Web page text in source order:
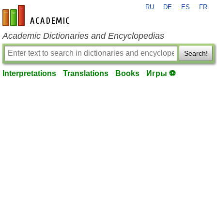
en-academic.com
RU DE ES FR
Academic Dictionaries and Encyclopedias
Search!
Interpretations Translations Books Игры ⚽